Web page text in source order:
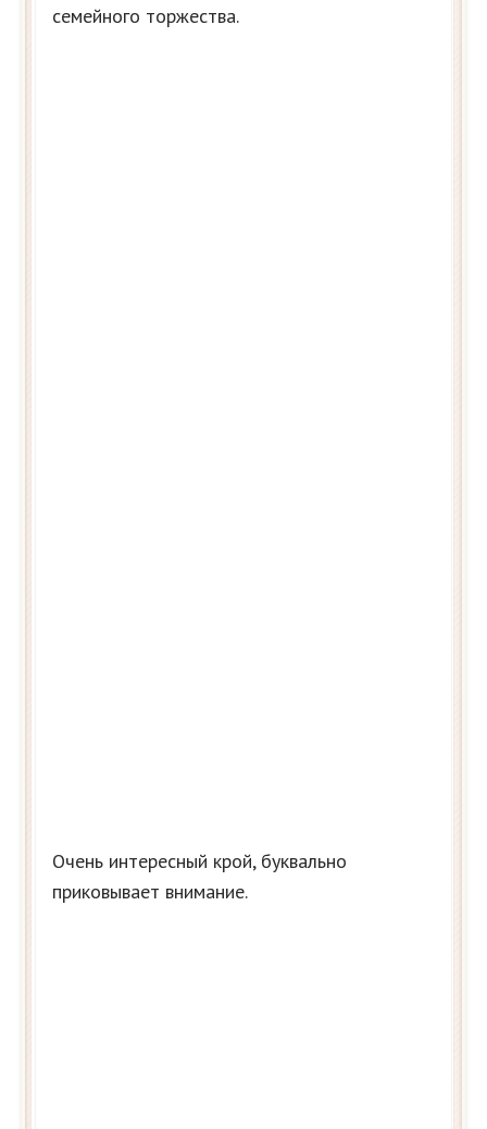
семейного торжества.
Очень интересный крой, буквально
приковывает внимание.